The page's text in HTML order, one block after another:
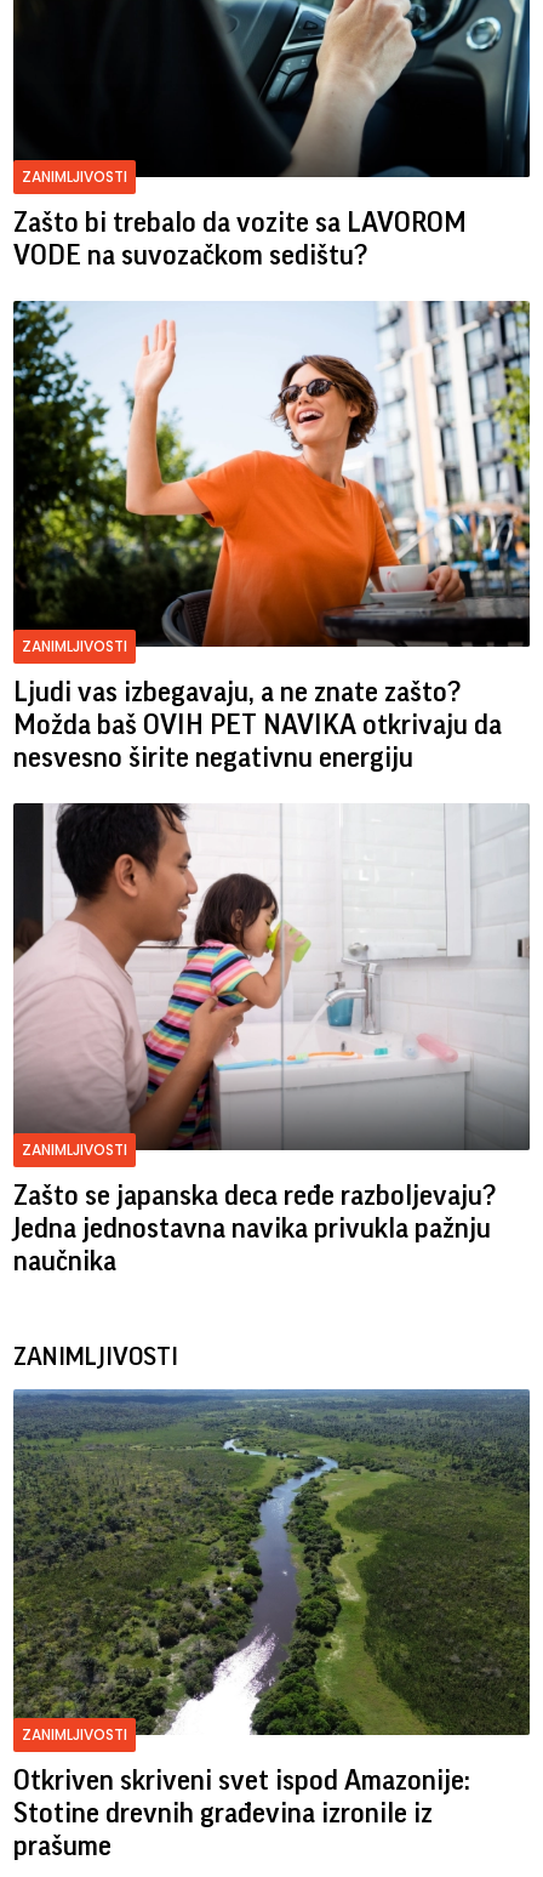
ZANIMLJIVOSTI
Zašto bi trebalo da vozite sa LAVOROM
VODE na suvozačkom sedištu?
ZANIMLJIVOSTI
Ljudi vas izbegavaju, a ne znate zašto?
Možda baš OVIH PET NAVIKA otkrivaju da
nesvesno širite negativnu energiju
ZANIMLJIVOSTI
Zašto se japanska deca ređe razboljevaju?
Jedna jednostavna navika privukla pažnju
naučnika
ZANIMLJIVOSTI
ZANIMLJIVOSTI
Otkriven skriveni svet ispod Amazonije:
Stotine drevnih građevina izronile iz
prašume